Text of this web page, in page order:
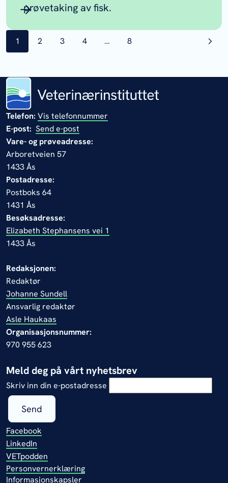
prøvetaking av fisk.
side
1 side
2 side
3 side
4 … side
8
Telefon: Vis telefonnummer
E-post: Send e-post
Vare- og prøveadresse:
Arboretveien 57
1433 Ås
Postadresse:
Postboks 64
1431 Ås
Besøksadresse:
Elizabeth Stephansens vei 1
1433 Ås
Redaksjonen:
Redaktør
Johanne Sundell
Ansvarlig redaktør
Asle Haukaas
Organisasjonsnummer:
970 955 623
Meld deg på vårt nyhetsbrev
Skriv inn din e-postadresse
Send
Facebook
LinkedIn
VETpodden
Personvernerklæring
Informasjonskapsler